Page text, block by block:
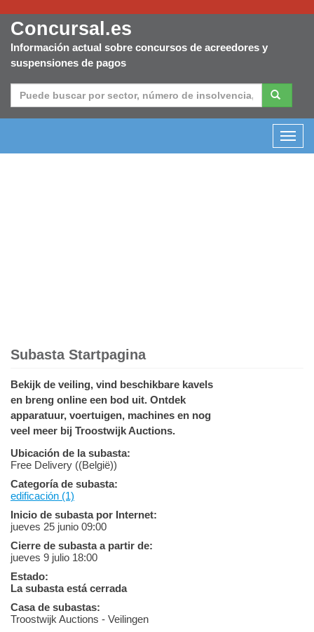
Concursal.es
Información actual sobre concursos de acreedores y
suspensiones de pagos
Subasta Startpagina
Bekijk de veiling, vind beschikbare kavels
en breng online een bod uit. Ontdek
apparatuur, voertuigen, machines en nog
veel meer bij Troostwijk Auctions.
Ubicación de la subasta:
Free Delivery ((België))
Categoría de subasta:
edificación (1)
Inicio de subasta por Internet:
jueves 25 junio 09:00
Cierre de subasta a partir de:
jueves 9 julio 18:00
Estado:
La subasta está cerrada
Casa de subastas:
Troostwijk Auctions - Veilingen